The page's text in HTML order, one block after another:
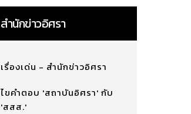
สำนักข่าวอิศรา
เรื่องเด่น - สำนักข่าวอิศรา
ไขคำตอบ 'สถาบันอิศรา' กับ
'สสส.'